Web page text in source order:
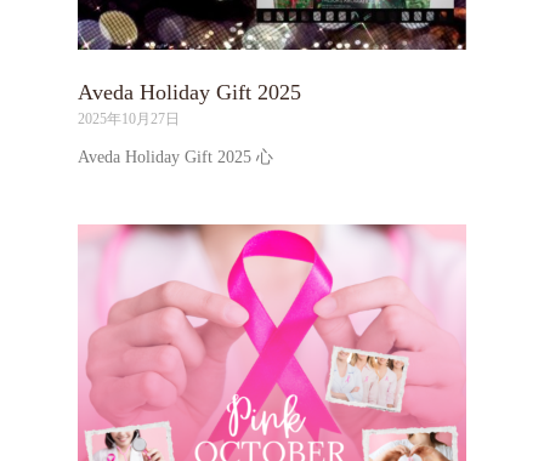
Aveda Holiday Gift 2025
2025年10月27日
Aveda Holiday Gift 2025 心